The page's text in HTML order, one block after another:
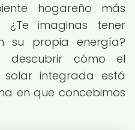
hogareño más
¿Te imaginas tener
su propia energía?
descubrir cómo el
integrada está
en que concebimos